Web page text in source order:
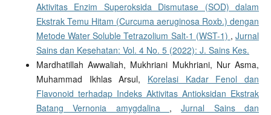
Aktivitas Enzim Superoksida Dismutase (SOD) dalam
Ekstrak Temu Hitam (Curcuma aeruginosa Roxb.) dengan
Metode Water Soluble Tetrazolium Salt-1 (WST-1) ,Jurnal
Sains dan Kesehatan: Vol. 4 No. 5 (2022): J. Sains Kes.
Mardhatillah Awwaliah, Mukhriani Mukhriani, Nur Asma,
Muhammad Ikhlas Arsul, Korelasi Kadar Fenol dan
Flavonoid terhadap Indeks Aktivitas Antioksidan Ekstrak
Batang Vernonia amygdalina ,Jurnal Sains dan